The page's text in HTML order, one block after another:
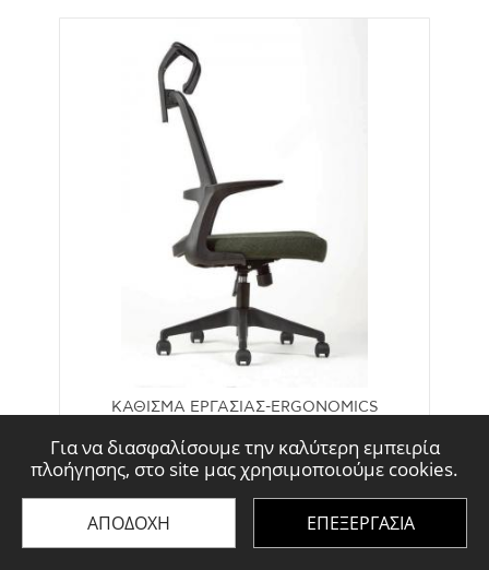
Για να διασφαλίσουμε την καλύτερη εμπειρία
πλοήγησης, στο site μας χρησιμοποιούμε cookies.
ΑΠΟΔΟΧΗ ΕΠΕΞΕΡΓΑΣΙΑ
ΚΑΘΙΣΜΑ ΕΡΓΑΣΙΑΣ-ERGONOMICS
ΚΩΔΙΚΟΣ: C7-B-POR37-ME109
€159